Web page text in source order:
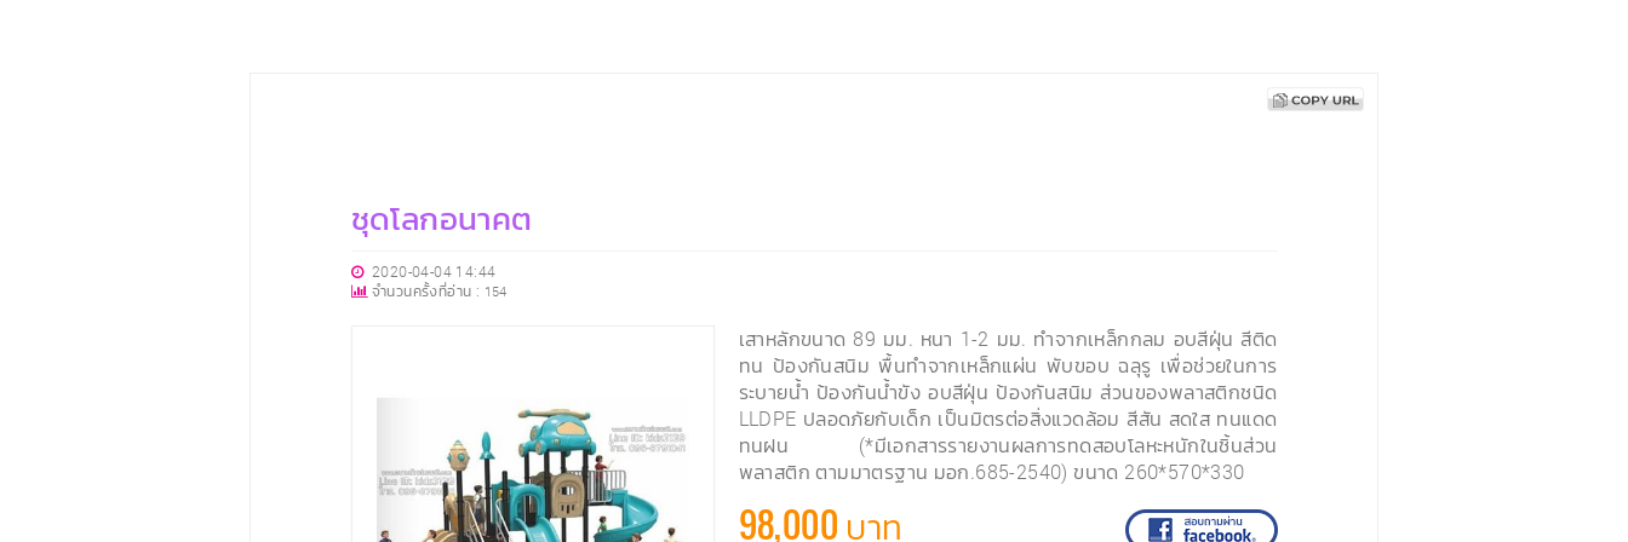
ชุดโลกอนาคต
2020-04-04 14:44
จำนวนครั้งที่อ่าน : 154
เสาหลักขนาด 89 มม. หนา 1-2 มม. ทำจากเหล็กกลม อบสีฝุ่น สีติด
ทน ป้องกันสนิม พื้นทำจากเหล็กแผ่น พับขอบ ฉลุรู เพื่อช่วยในการ
ระบายน้ำ ป้องกันน้ำขัง อบสีฝุ่น ป้องกันสนิม ส่วนของพลาสติกชนิด
LLDPE ปลอดภัยกับเด็ก เป็นมิตรต่อสิ่งแวดล้อม สีสัน สดใส ทนแดด
ทนฝน (*มีเอกสารรายงานผลการทดสอบโลหะหนักในชิ้นส่วน
พลาสติก ตามมาตรฐาน มอก.685-2540) ขนาด 260*570*330
98,000 บาท